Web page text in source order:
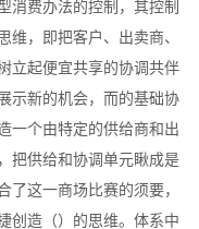
消费办法的控制，其控制
维，即把客户、出卖商、
立起便宜共享的协调共伴
示新的机会，而的基础协
一个由特定的供给商和出
把供给和协调单元瞅成是
了这一商场比赛的须要，
创造（）的思维。体系中